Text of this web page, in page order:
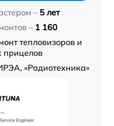
– 5 лет
– 1 160
тепловизоров и
прицелов
«Радиотехника»